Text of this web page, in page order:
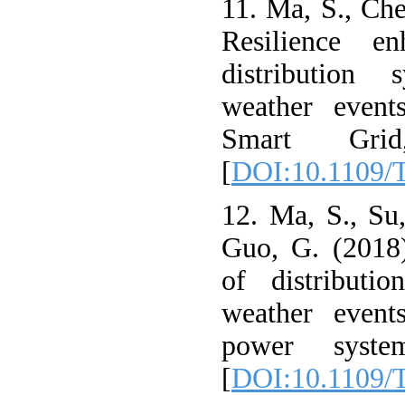
11. Ma, S.,
Resilience
distribution
weather
Smart
[DOI:10.1109/
12. Ma, S.,
Guo, G.
of
weather
power
[DOI:10.1109/